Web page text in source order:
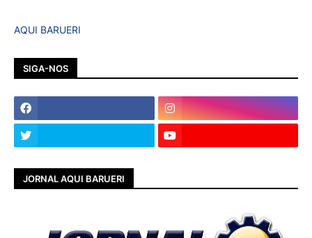
AQUI BARUERI
SIGA-NOS
JORNAL AQUI BARUERI